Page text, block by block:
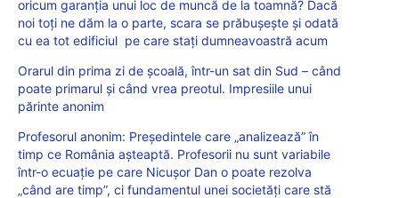
oricum garanția unui loc de muncă de la toamnă? Dacă
noi toți ne dăm la o parte, scara se prăbușește și odată
cu ea tot edificiul pe care stați dumneavoastră acum
Orarul din prima zi de școală, într-un sat din Sud – când
poate primarul și când vrea preotul. Impresiile unui
părinte anonim
Profesorul anonim: Președintele care „analizează” în
timp ce România așteaptă. Profesorii nu sunt variabile
într-o ecuație pe care Nicușor Dan o poate rezolva
„când are timp”, ci fundamentul unei societăți care stă